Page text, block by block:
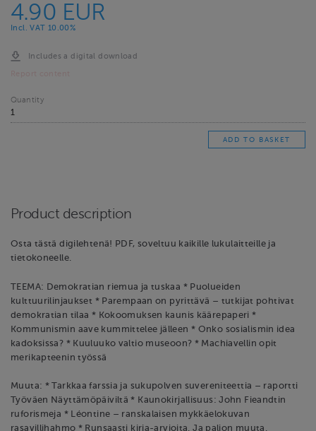
4.90 EUR
Incl. VAT 10.00%
Includes a digital download
Quantity
Product description
Osta tästä digilehtenä! PDF, soveltuu kaikille lukulaitteille ja
tietokoneelle.
TEEMA: Demokratian riemua ja tuskaa * Puolueiden
kulttuurilinjaukset * Parempaan on pyrittävä – tutkijat pohtivat
demokratian tilaa * Kokoomuksen kaunis käärepaperi *
Kommunismin aave kummittelee jälleen * Onko sosialismin idea
kadoksissa? * Kuuluuko valtio museoon? * Machiavellin opit
merikapteenin työssä
Muuta: * Tarkkaa farssia ja sukupolven suvereniteettia – raportti
Työväen Näyttämöpäiviltä * Kaunokirjallisuus: John Fieandtin
ruforismeja * Léontine – ranskalaisen mykkäelokuvan
rasavillihahmo * Runsaasti kirja-arvioita. Ja paljon muuta.